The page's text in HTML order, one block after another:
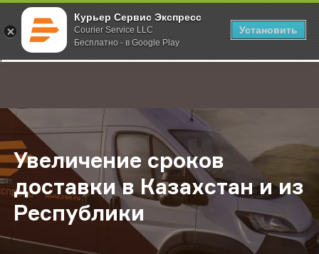
Курьер Сервис Экспресс
Courier Service LLC
Бесплатно - в Google Play
Установить
;
Главная О компании Новости Увеличение сроков доставки в
Увеличение сроков
доставки в Казахстан и из
Республики